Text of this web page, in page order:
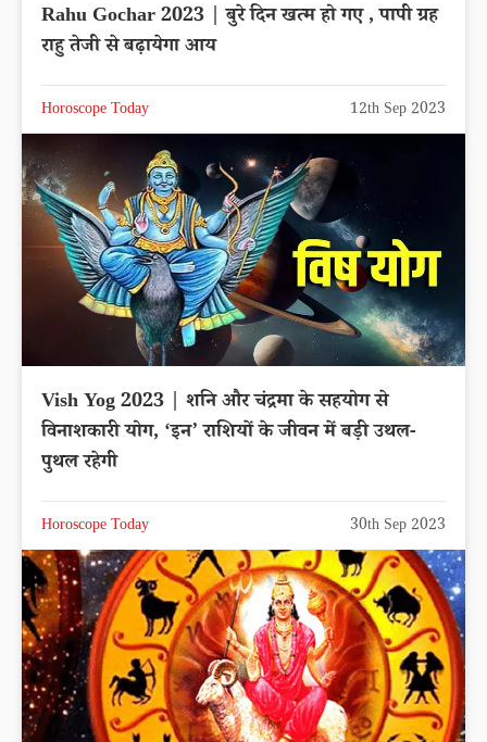
Rahu Gochar 2023 | बुरे दिन खत्म हो गए , पापी ग्रह
राहु तेजी से बढ़ायेगा आय
Horoscope Today 12th Sep 2023
Vish Yog 2023 | शनि और चंद्रमा के सहयोग से
विनाशकारी योग, ‘इन’ राशियों के जीवन में बड़ी उथल-
पुथल रहेगी
Horoscope Today 30th Sep 2023